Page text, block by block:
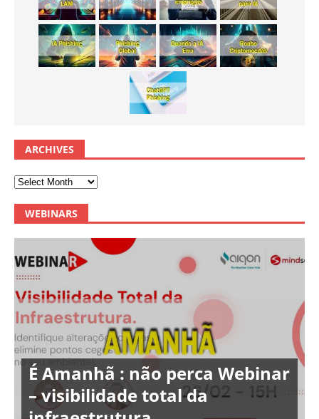
ARCHIVES
WEBINARS
É Amanhã : não perca Webinar
– visibilidade total da